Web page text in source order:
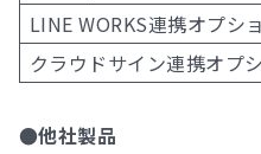
LINE WORKS連携オプシ
クラウドサイン連携オプ
●他社製品